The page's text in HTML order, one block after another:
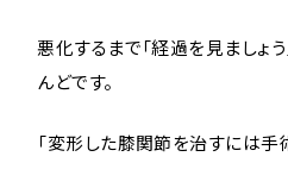
悪化するまで「経過を見ましょ
んどです。
「変形した膝関節を治すには手